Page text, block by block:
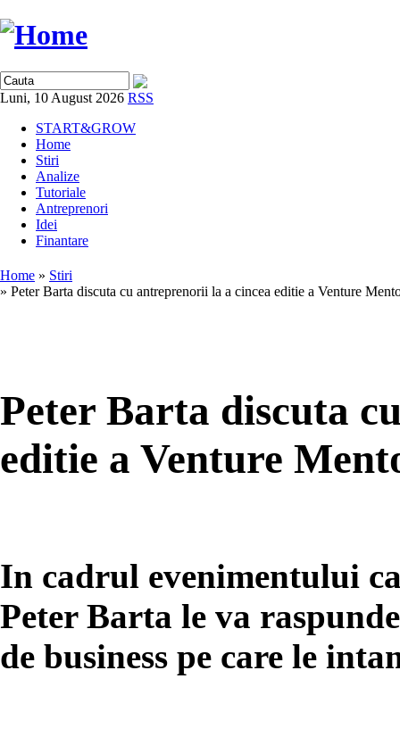
Luni, 10 August 2026 RSS
START&GROW
Home
Stiri
Analize
Tutoriale
Antreprenori
Idei
Finantare
Home » Stiri
» Peter Barta discuta cu antreprenorii la a cincea editie a Venture
Peter Barta discuta
editie a Venture
In cadrul evenimentului
Peter Barta le va
de business pe care le